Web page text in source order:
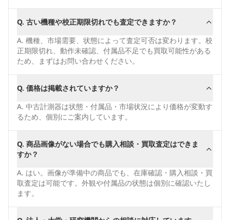
Q. 古い機種や校正期限切れでも査定できますか？
A. 機種、市場需要、状態によって査定可否は変わります。校
正期限切れ、動作未確認、付属品不足でも買取可能性がある
ため、まずはお問い合わせください。
Q. 価格は掲載されていますか？
A. 中古計測器は状態・付属品・市場状況により価格が変動す
るため、個別にご案内しています。
Q. 商品画像がない場合でも購入相談・買取査定はできま
すか？
A. はい。画像が準備中の商品でも、在庫確認・購入相談・買
取査定は可能です。外観や付属品の状態は個別に確認いたし
ます。